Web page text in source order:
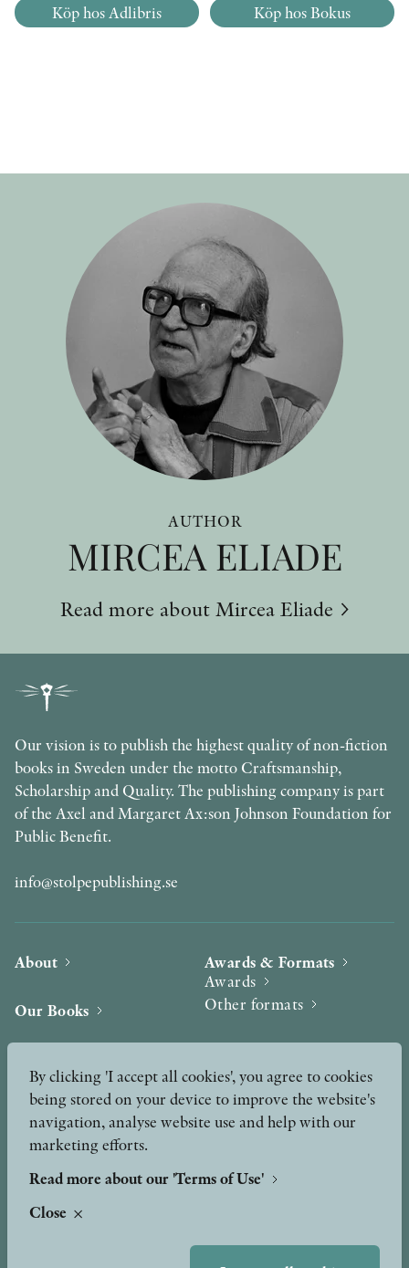
Köp hos Adlibris Köp hos Bokus
AUTHOR
MIRCEA ELIADE
Read more about Mircea Eliade
Our vision is to publish the highest quality of non-fiction
books in Sweden under the motto Craftsmanship,
Scholarship and Quality. The publishing company is part
of the Axel and Margaret Ax:son Johnson Foundation for
Public Benefit.
info@stolpepublishing.se
About
Our Books
News
Podcast & Video
Awards & Formats
Awards
Other formats
Press
Peer Review process
By clicking 'I accept all cookies', you agree to cookies
being stored on your device to improve the website's
navigation, analyse website use and help with our
marketing efforts.
Read more about our 'Terms of Use'
Close